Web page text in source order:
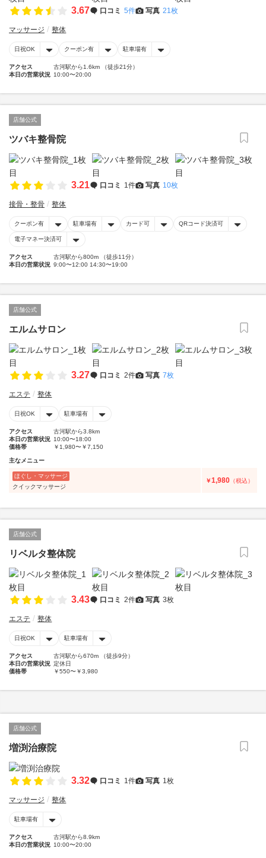
3.67 口コミ 5件 写真 21枚
マッサージ 整体
日祝OK クーポン有 駐車場有
アクセス
古河駅から1.6km （徒歩21分）
本日の営業状況 10:00〜20:00
店舗公式
ツバキ整骨院
3.21 口コミ 1件 写真 10枚
接骨・整骨 整体
クーポン有 駐車場有 カード可 QRコード決済可
電子マネー決済可
アクセス
古河駅から800m （徒歩11分）
本日の営業状況 9:00〜12:00 14:30〜19:00
店舗公式
エルムサロン
3.27 口コミ 2件 写真 7枚
エステ 整体
日祝OK 駐車場有
アクセス
古河駅から3.8km
本日の営業状況 10:00〜18:00
価格帯
￥1,980〜￥7,150
主なメニュー
ほぐし・マッサージ
クイックマッサージ
￥1,980 （税込）
店舗公式
リベルタ整体院
3.43 口コミ 2件 写真 3枚
エステ 整体
日祝OK 駐車場有
アクセス
古河駅から670m （徒歩9分）
本日の営業状況 定休日
価格帯
￥550〜￥3,980
店舗公式
増渕治療院
3.32 口コミ 1件 写真 1枚
マッサージ 整体
駐車場有
アクセス
古河駅から8.9km
本日の営業状況 10:00〜20:00